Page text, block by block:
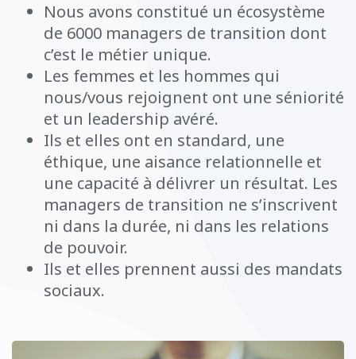
Nous avons constitué un écosystème
de 6000 managers de transition dont
c’est le métier unique.
Les femmes et les hommes qui
nous/vous rejoignent ont une séniorité
et un leadership avéré.
Ils et elles ont en standard, une
éthique, une aisance relationnelle et
une capacité à délivrer un résultat. Les
managers de transition ne s’inscrivent
ni dans la durée, ni dans les relations
de pouvoir.
Ils et elles prennent aussi des mandats
sociaux.